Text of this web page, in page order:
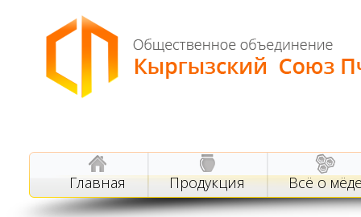
Главная Продукция Всё о